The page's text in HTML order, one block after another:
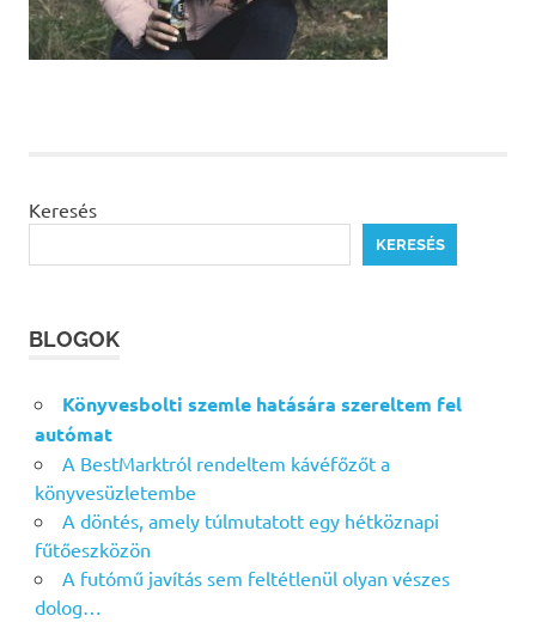
Keresés
KERESÉS
BLOGOK
Könyvesbolti szemle hatására szereltem fel
autómat
A BestMarktról rendeltem kávéfőzőt a
könyvesüzletembe
A döntés, amely túlmutatott egy hétköznapi
fűtőeszközön
A futómű javítás sem feltétlenül olyan vészes
dolog…